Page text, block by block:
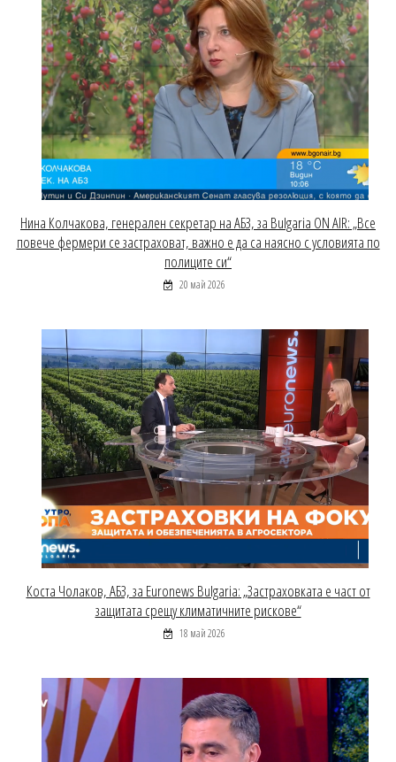
Нина Колчакова, генерален секретар на АБЗ, за Bulgaria ON AIR: „Все
повече фермери се застраховат, важно е да са наясно с условията по
полиците си“
20 май 2026
Коста Чолаков, АБЗ, за Euronews Bulgaria: „Застраховката е част от
защитата срещу климатичните рискове“
18 май 2026